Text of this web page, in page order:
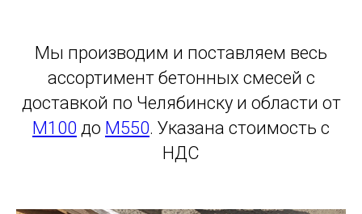
Мы производим и поставляем весь
ассортимент бетонных смесей с
доставкой по Челябинску и области от
М100 до М550. Указана стоимость с
НДС